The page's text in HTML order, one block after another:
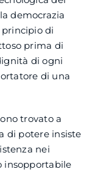
democrazia
di
prima di
di ogni
di una
trovato a
di potere insiste
nei
insopportabile